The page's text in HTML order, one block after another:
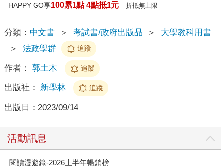
HAPPY GO享100累1點 4點抵1元 折抵無上限
分類： 中文書 ＞ 考試書/政府出版品 ＞
大學教科用書
＞
法政學群 追蹤
作者： 郭土木 追蹤
出版社： 新學林 追蹤
出版日： 2023/09/14
活動訊息
閱讀漫遊錄-2026上半年暢銷榜